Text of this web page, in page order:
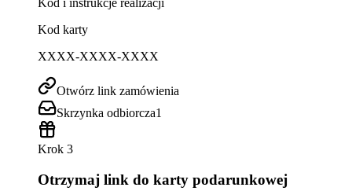
Kod i instrukcje realizacji
Kod karty
XXXX-XXXX-XXXX
Otwórz link zamówienia
Skrzynka odbiorcza1
Krok 3
Otrzymaj link do karty podarunkowej